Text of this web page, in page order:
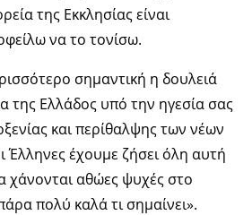
της Εκκλησίας είναι
να το τονίσω.
σημαντική η δουλειά
της Ελλάδος υπό την ηγεσία σας
και περίθαλψης των νέων
Έλληνες έχουμε ζήσει όλη αυτή
χάνονται αθώες ψυχές στο
πολύ καλά τι σημαίνει».